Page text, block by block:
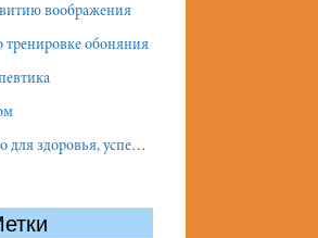
воображения
обоняния
успеха и отношений